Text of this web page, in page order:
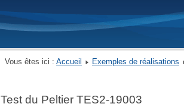
Vous êtes ici : Accueil Exemples de réalisations
Test du Peltier TES2-19003